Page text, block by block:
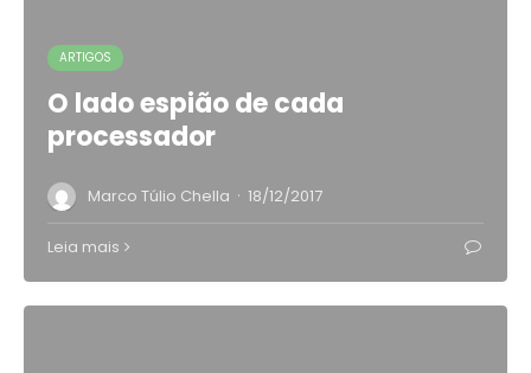
ARTIGOS
O lado espião de cada
processador
Marco Túlio Chella · 18/12/2017
Leia mais